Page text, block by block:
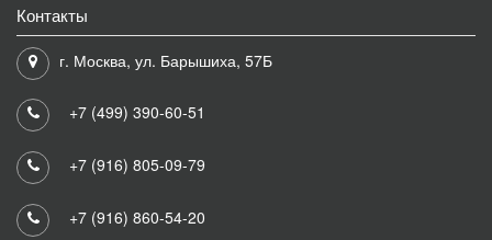
Контакты
г. Москва, ул. Барышиха, 57Б
+7 (499) 390-60-51
+7 (916) 805-09-79
+7 (916) 860-54-20